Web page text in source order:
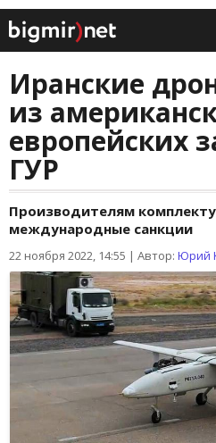
Иранские
из
европейских
ГУР
Производителям
международные санкции
22 ноября 2022, 14:55 | Автор: Юрий